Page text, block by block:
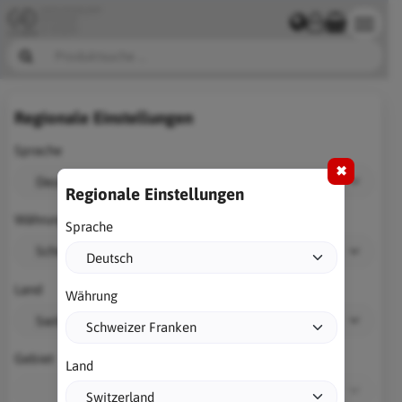
Regionale Einstellungen
Sprache
Währung
Land
Gebiet
✖
Regionale Einstellungen
Sprache
Währung
Land